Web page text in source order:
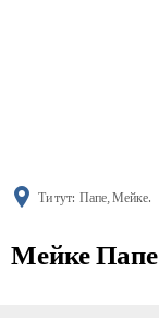
Ти тут: Папе, Мейке.
Мейке Папе